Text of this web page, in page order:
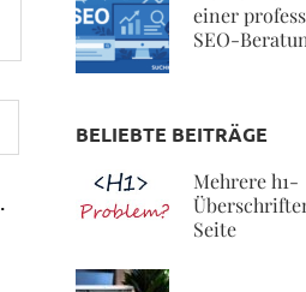
einer
SEO-
BELIEBTE BEITRÄGE
Mehrere h1-
Seite